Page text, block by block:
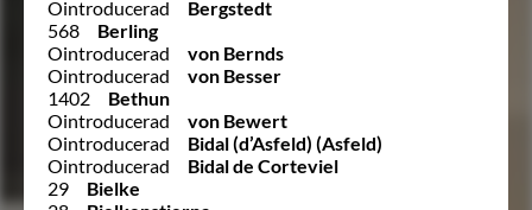
Ointroducerad
Bergstedt
568
Berling
Ointroducerad
von Bernds
Ointroducerad
von Besser
1402
Bethun
Ointroducerad
von Bewert
Ointroducerad
Bidal (d’Asfeld) (Asfeld)
Ointroducerad
Bidal de Corteviel
29
Bielke